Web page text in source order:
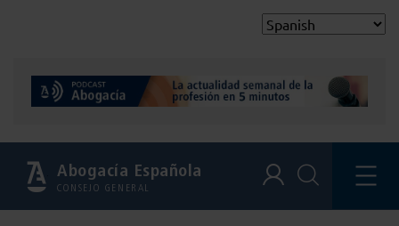
Abogacía Española
CONSEJO GENERAL